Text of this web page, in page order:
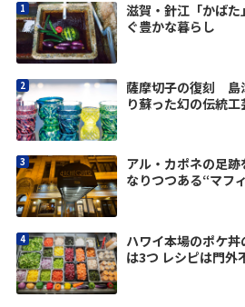
滋賀・針江「かば
ぐ豊かな暮らし
薩摩切子の復刻 島
り蘇った幻の伝統工
アル・カポネの足
なりつつある“マフ
ハワイ本場のポケ
は3つ レシピは門外